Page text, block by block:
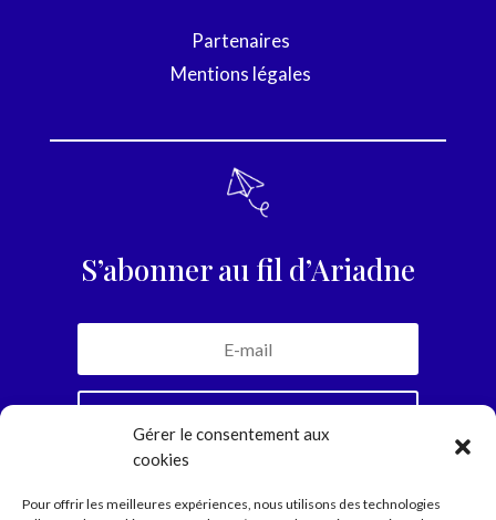
Gérer le consentement aux
cookies
Pour offrir les meilleures expériences, nous utilisons des technologies
Partenaires
Mentions légales
S’abonner au fil d’Ariadne
mensuelle et jamais plus. Parole d’Ariadne.